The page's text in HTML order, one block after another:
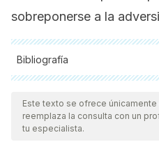
sobreponerse a la
Bibliografía
Todas las fuentes citadas
nuestro equipo, para
vigencia y validez.La
Este texto se ofrece
reemplaza la consulta con un
tu especialista.